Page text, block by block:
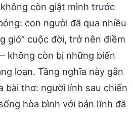
còn giật mình trước
con người đã qua nhiều
gió” cuộc đời, trở nên điềm
không còn bị những biến
loạn. Tầng nghĩa này gắn
bài thơ: người lính sau chiến
hòa bình với bản lĩnh đã